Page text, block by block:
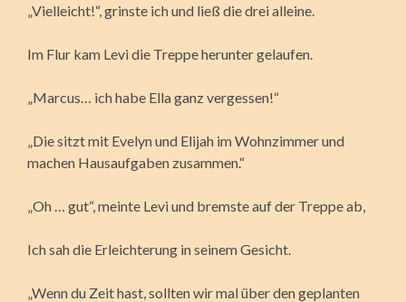
„Vielleicht!“, grinste ich und ließ die drei alleine.
Im Flur kam Levi die Treppe herunter gelaufen.
„Marcus… ich habe Ella ganz vergessen!“
„Die sitzt mit Evelyn und Elijah im Wohnzimmer und
machen Hausaufgaben zusammen.“
„Oh … gut“, meinte Levi und bremste auf der Treppe ab,
Ich sah die Erleichterung in seinem Gesicht.
„Wenn du Zeit hast, sollten wir mal über den geplanten